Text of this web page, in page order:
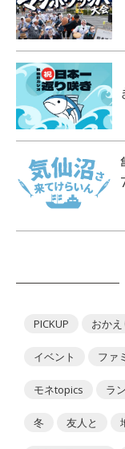
PICKUP おか
イベント ファ
モネtopics ラ
冬 友人と